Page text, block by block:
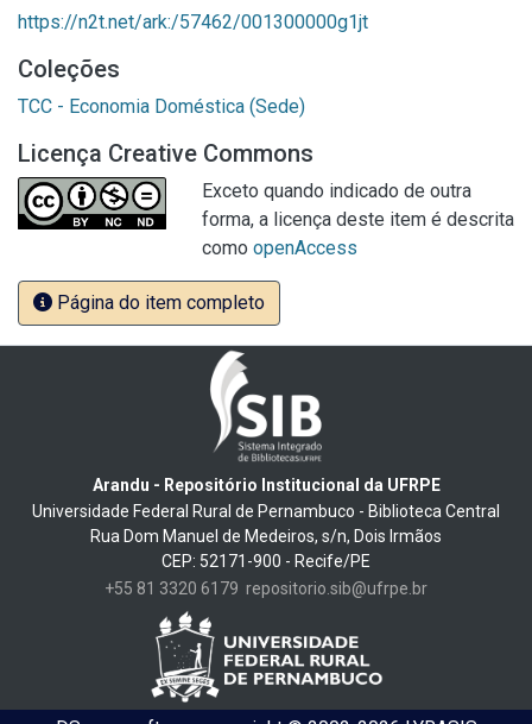
https://n2t.net/ark:/57462/001300000g1jt
Coleções
TCC - Economia Doméstica (Sede)
Licença Creative Commons
Exceto quando indicado de outra
forma, a licença deste item é descrita
como openAccess
Página do item completo
Arandu - Repositório Institucional da UFRPE
Universidade Federal Rural de Pernambuco - Biblioteca Central
Rua Dom Manuel de Medeiros, s/n, Dois Irmãos
CEP: 52171-900 - Recife/PE
+55 81 3320 6179 repositorio.sib@ufrpe.br